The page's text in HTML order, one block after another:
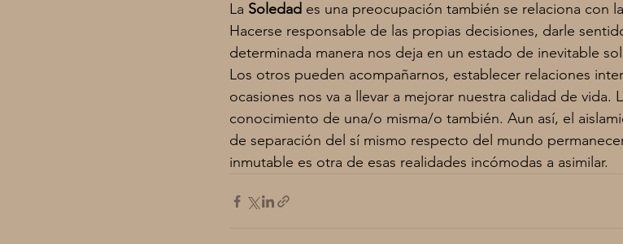
La Soledad es una preocupación también se relaciona con
Hacerse responsable de las propias decisiones, darle
determinada manera nos deja en un estado de inevitable
Los otros pueden acompañarnos, establecer relaciones
ocasiones nos va a llevar a mejorar nuestra calidad de vida.
conocimiento de una/o misma/o también. Aun así, el
de separación del sí mismo respecto del mundo
inmutable es otra de esas realidades incómodas a asimilar.